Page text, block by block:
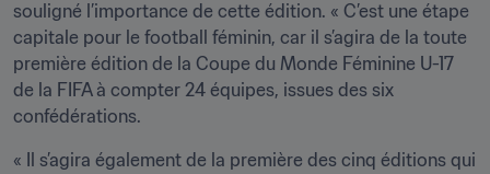
souligné l’importance de cette édition. « C’est une étape
capitale pour le football féminin, car il s’agira de la toute
première édition de la Coupe du Monde Féminine U-17
de la FIFA à compter 24 équipes, issues des six
confédérations.
« Il s’agira également de la première des cinq éditions qui